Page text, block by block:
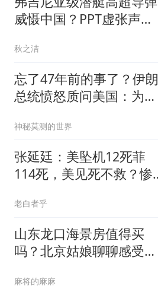
威慑中国？PPT虚张声势
秋之洁
忘了47年前的事了？伊朗
总统愤怒质问美国：为啥
神秘莫测的世界
张延廷：美坠机12死菲
114死，美见死不救？惨
老白者乎
山东龙口海景房值得买
吗？北京姑娘聊聊感受很
麻将的麻麻